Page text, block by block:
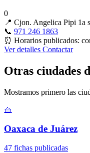
0
📍 Cjon. Angelica Pipi 1a
📞 971 246 1863
⏰ Horarios publicados:
Ver detalles Contactar
Otras ciudades
Mostramos primero las
🧺
Oaxaca de Juárez
47 fichas publicadas